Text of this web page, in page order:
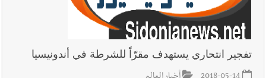
تفجير انتحاري يستهدف مقرّاً للشرطة في أندونيسيا